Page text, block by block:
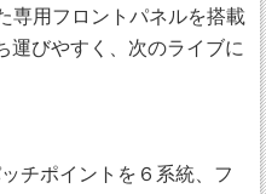
専用フロントパネルを搭載
運びやすく、次のライブに
チポイントを６系統、フ